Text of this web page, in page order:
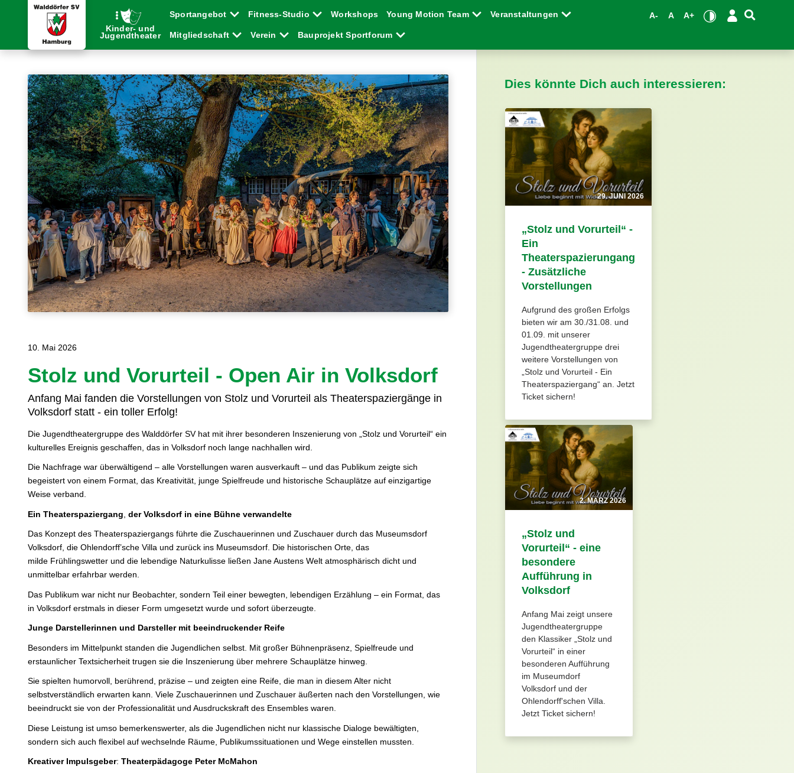
Kinder- und
Jugendtheater
Sportangebot Fitness-Studio Workshops Young Motion Team Veranstaltungen
Mitgliedschaft Verein Bauprojekt Sportforum
A- A A+
10. Mai 2026
Stolz und Vorurteil - Open Air in Volksdorf
Anfang Mai fanden die Vorstellungen von Stolz und Vorurteil als Theaterspaziergänge in
Volksdorf statt - ein toller Erfolg!
Die Jugendtheatergruppe des Walddörfer SV hat mit ihrer besonderen Inszenierung von „Stolz und Vorurteil“ ein
kulturelles Ereignis geschaffen, das in Volksdorf noch lange nachhallen wird.
Die Nachfrage war überwältigend – alle Vorstellungen waren ausverkauft – und das Publikum zeigte sich
begeistert von einem Format, das Kreativität, junge Spielfreude und historische Schauplätze auf einzigartige
Weise verband.
Ein Theaterspaziergang ,der Volksdorf in eine Bühne verwandelte
Das Konzept des Theaterspaziergangs führte die Zuschauerinnen und Zuschauer durch das Museumsdorf
Volksdorf, die Ohlendorff’sche Villa und zurück ins Museumsdorf. Die historischen Orte, das
milde Frühlingswetter und die lebendige Naturkulisse ließen Jane Austens Welt atmosphärisch dicht und
unmittelbar erfahrbar werden.
Das Publikum war nicht nur Beobachter, sondern Teil einer bewegten, lebendigen Erzählung – ein Format, das
in Volksdorf erstmals in dieser Form umgesetzt wurde und sofort überzeugte.
Junge Darstellerinnen und Darsteller mit beeindruckender Reife
Besonders im Mittelpunkt standen die Jugendlichen selbst. Mit großer Bühnenpräsenz, Spielfreude und
erstaunlicher Textsicherheit trugen sie die Inszenierung über mehrere Schauplätze hinweg.
Sie spielten humorvoll, berührend, präzise – und zeigten eine Reife, die man in diesem Alter nicht
selbstverständlich erwarten kann. Viele Zuschauerinnen und Zuschauer äußerten nach den Vorstellungen, wie
beeindruckt sie von der Professionalität und Ausdruckskraft des Ensembles waren.
Diese Leistung ist umso bemerkenswerter, als die Jugendlichen nicht nur klassische Dialoge bewältigten,
sondern sich auch flexibel auf wechselnde Räume, Publikumssituationen und Wege einstellen mussten.
Kreativer Impulsgeber:Theaterpädagoge Peter McMahon
Dies könnte Dich auch interessieren:
29. JUNI 2026
„Stolz und Vorurteil“ -
Ein
Theaterspazierungang
- Zusätzliche
Vorstellungen
Aufgrund des großen Erfolgs
bieten wir am 30./31.08. und
01.09. mit unserer
Jugendtheatergruppe drei
weitere Vorstellungen von
„Stolz und Vorurteil - Ein
Theaterspaziergang“ an. Jetzt
Ticket sichern!
2. MÄRZ 2026
„Stolz und
Vorurteil“ - eine
besondere
Aufführung in
Volksdorf
Anfang Mai zeigt unsere
Jugendtheatergruppe
den Klassiker „Stolz und
Vorurteil“ in einer
besonderen Aufführung
im Museumdorf
Volksdorf und der
Ohlendorff'schen Villa.
Jetzt Ticket sichern!